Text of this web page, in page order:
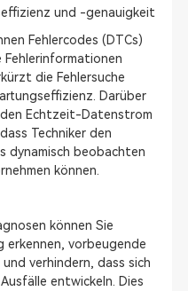
und -genauigkeit
Fehlercodes (DTCs)
die Fehlersuche
Darüber
Echtzeit-Datenstrom
Techniker den
dynamisch beobachten
können.
können Sie
vorbeugende
verhindern, dass sich
entwickeln. Dies